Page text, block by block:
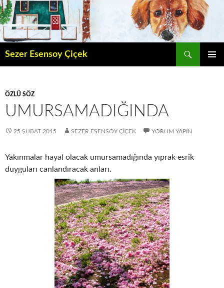
İçeriğe
atla
Sezer Esensoy Çiçek
ÖZLÜ SÖZ
UMURSAMADIĞINDA
25 ŞUBAT 2015 SEZER ESENSOY ÇIÇEK YORUM YAPIN
Yakınmalar hayal olacak umursamadığında yıprak esrik
duyguları canlandıracak anları.